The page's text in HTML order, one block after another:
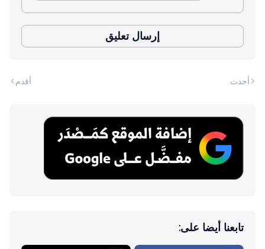
إرسال تعليق
أحدث أقدم
تابعنا أيضا على: